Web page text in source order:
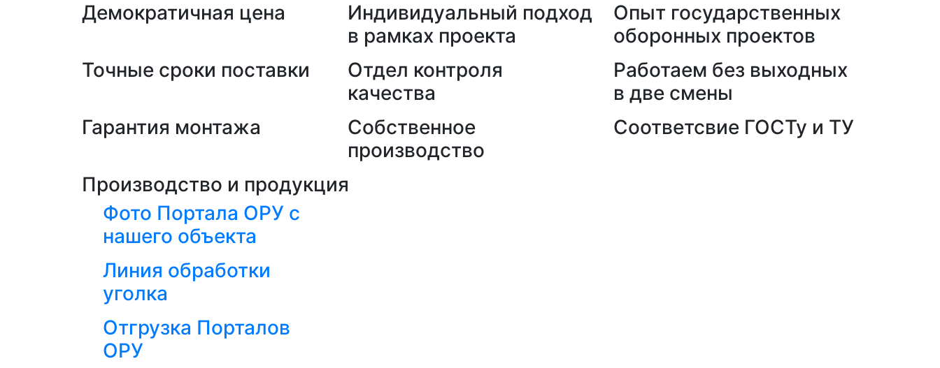
Демократичная цена
Индивидуальный подход
в рамках проекта
Опыт государственных
оборонных проектов
Точные сроки поставки
Отдел контроля
качества
Работаем без выходных
в две смены
Гарантия монтажа
Собственное
производство
Соответсвие ГОСТу и ТУ
Производство и продукция
Фото Портала ОРУ с
нашего объекта
Линия обработки
уголка
Отгрузка Порталов
ОРУ